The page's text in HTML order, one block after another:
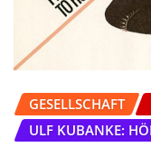
GESELLSCHAFT
ULF KUBANKE: